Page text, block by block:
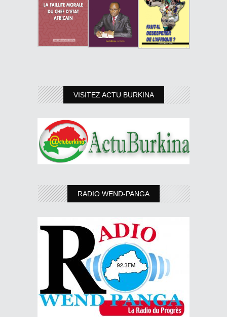
VISITEZ ACTU BURKINA
RADIO WEND-PANGA